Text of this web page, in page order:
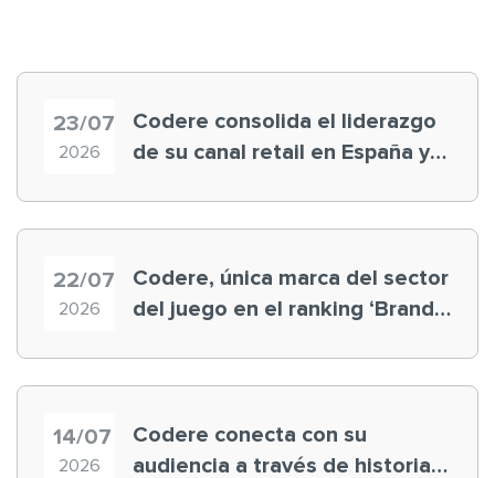
23/07
2026
Codere consolida el liderazgo
de su canal retail en España y
22/07
2026
Codere, única marca del sector
del juego en el ranking ‘Brand
14/07
2026
Codere conecta con su
audiencia a través de historias